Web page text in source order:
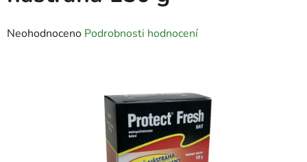
Průměrné
Neohodnoceno Podrobnosti hodnocení